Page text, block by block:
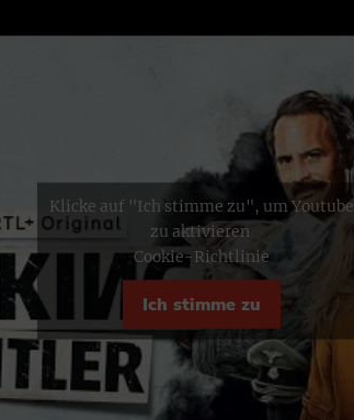
Klicke auf "Ich stimme zu", um Youtube
zu aktivieren
Cookie-Richtlinie
Ich stimme zu